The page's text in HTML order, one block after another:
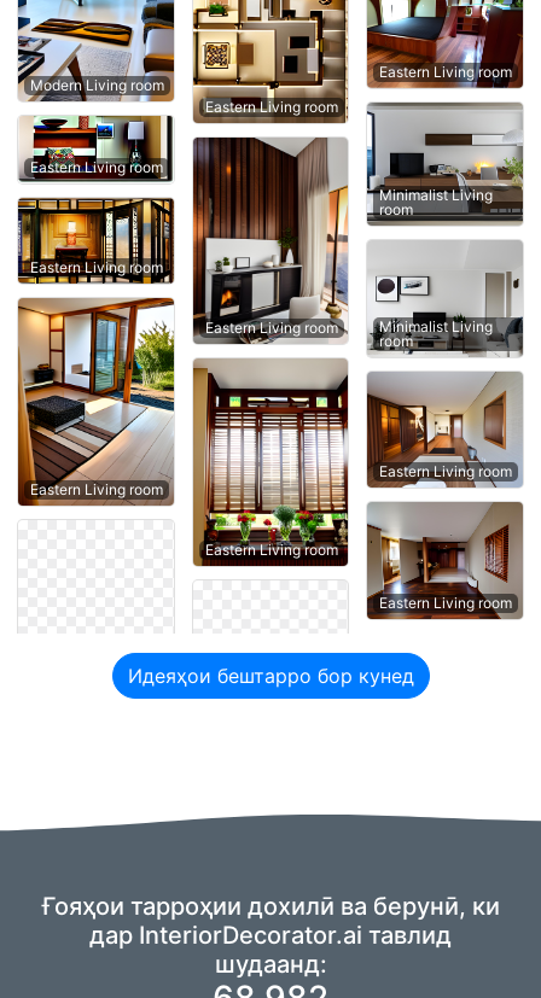
Modern Living room
Eastern Living room
Eastern Living room
Eastern Living room
Eastern Living room
Eastern Living room
Eastern Living room
Eastern Living room
Minimalist Living
room
Minimalist Living
room
Eastern Living room
Eastern Living room
Идеяҳои бештарро бор кунед
Ғояҳои тарроҳии дохилӣ ва берунӣ, ки
дар InteriorDecorator.ai тавлид
шудаанд: